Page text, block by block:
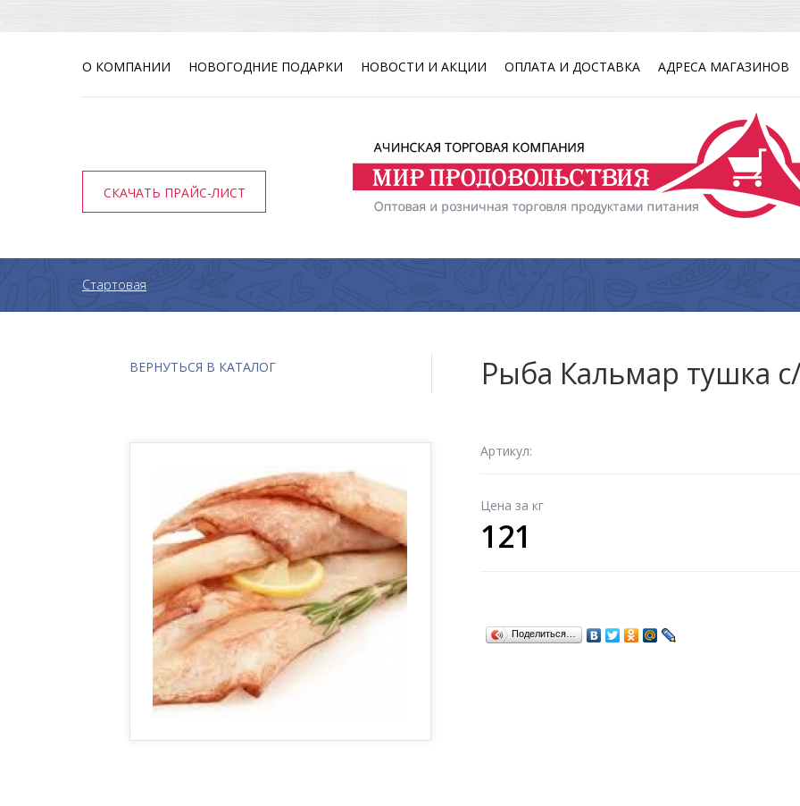
О КОМПАНИИ НОВОГОДНИЕ ПОДАРКИ НОВОСТИ И АКЦИИ ОПЛАТА И ДОСТАВКА АДРЕСА МАГАЗИНОВ
СКАЧАТЬ ПРАЙС-ЛИСТ
Стартовая
ВЕРНУТЬСЯ В КАТАЛОГ Рыба Кальмар тушка
Артикул:
Цена за кг
121
Поделиться…